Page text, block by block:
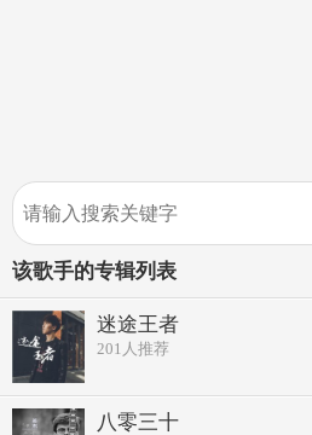
该歌手的专辑列表
迷途王者
201 人推荐
八零三十